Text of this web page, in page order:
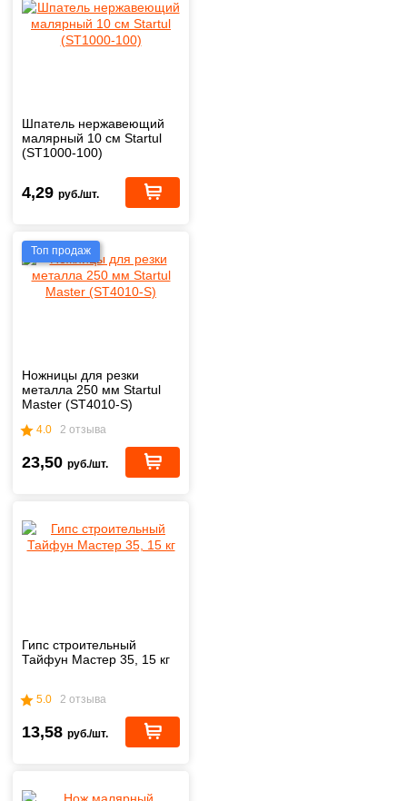
Шпатель нержавеющий
малярный 10 см Startul
(ST1000-100)
4,29 руб./шт.
Топ продаж
Ножницы для резки
металла 250 мм Startul
Master (ST4010-S)
4.0 2 отзыва
23,50 руб./шт.
Гипс строительный
Тайфун Мастер 35, 15 кг
5.0 2 отзыва
13,58 руб./шт.